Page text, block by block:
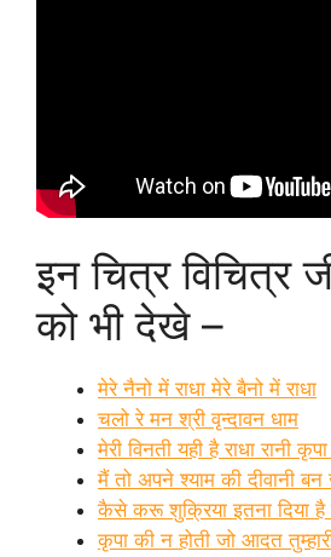
इन चित्र विचित्र
को भी देखे –
मेरे नैनो में राधा मेरे बैनो में राधा
चलो रे मन श्री वृन्दावन धाम
मेरी विनती यही है राधा रानी
मैं तो अपने श्याम की दीवानी बन
कैसे करू शुक्रिया इतना दिया है
कृपा की न होती जो आदत